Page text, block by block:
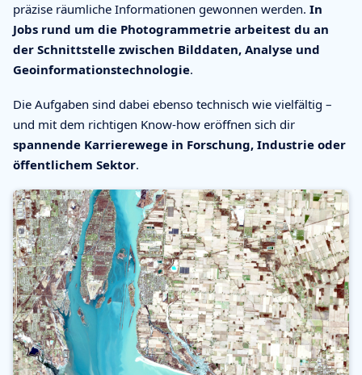
präzise räumliche Informationen gewonnen werden. In
Jobs rund um die Photogrammetrie arbeitest du an
der Schnittstelle zwischen Bilddaten, Analyse und
Geoinformationstechnologie.
Die Aufgaben sind dabei ebenso technisch wie vielfältig –
und mit dem richtigen Know-how eröffnen sich dir
spannende Karrierewege in Forschung, Industrie oder
öffentlichem Sektor.